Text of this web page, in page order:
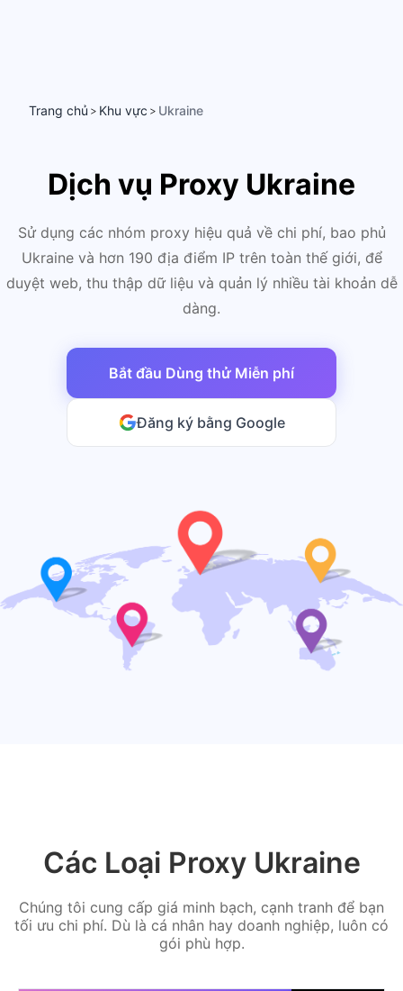
Trang chủ > Khu vực > Ukraine
Dịch vụ Proxy Ukraine
Sử dụng các nhóm proxy hiệu quả về chi phí, bao phủ
Ukraine và hơn 190 địa điểm IP trên toàn thế giới, để
duyệt web, thu thập dữ liệu và quản lý nhiều tài khoản dễ
dàng.
Bắt đầu Dùng thử Miễn phí
Đăng ký bằng Google
Các Loại Proxy Ukraine
Chúng tôi cung cấp giá minh bạch, cạnh tranh để bạn
tối ưu chi phí. Dù là cá nhân hay doanh nghiệp, luôn có
gói phù hợp.